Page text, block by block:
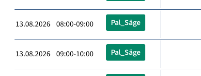
13.08.2026 08:00-09:00 Pal_Säge
13.08.2026 09:00-10:00 Pal_Säge